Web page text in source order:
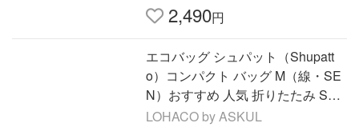
2,490円
エコバッグ シュパット（Shupatt
o）コンパクト バッグ M（線・SE
N）おすすめ 人気 折りたたみ S46
7SE 1個 マーナ
LOHACO by ASKUL